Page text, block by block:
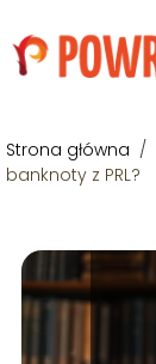
Strona główna /
banknoty z PRL?